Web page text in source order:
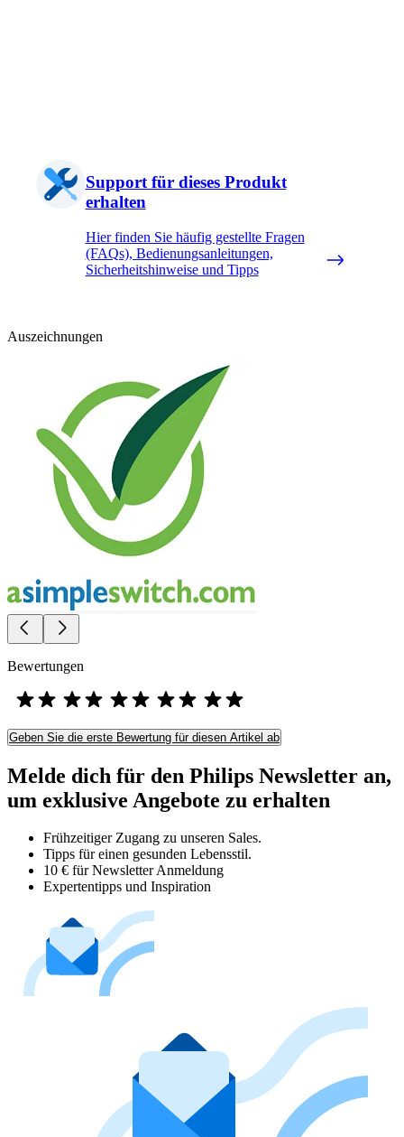
Support für dieses Produkt
erhalten
Hier finden Sie häufig gestellte Fragen
(FAQs), Bedienungsanleitungen,
Sicherheitshinweise und Tipps
Auszeichnungen
Bewertungen
Geben Sie die erste Bewertung für diesen Artikel ab
Melde dich für den Philips Newsletter an,
um exklusive Angebote zu erhalten
Frühzeitiger Zugang zu unseren Sales.
Tipps für einen gesunden Lebensstil.
10 € für Newsletter Anmeldung
Expertentipps und Inspiration